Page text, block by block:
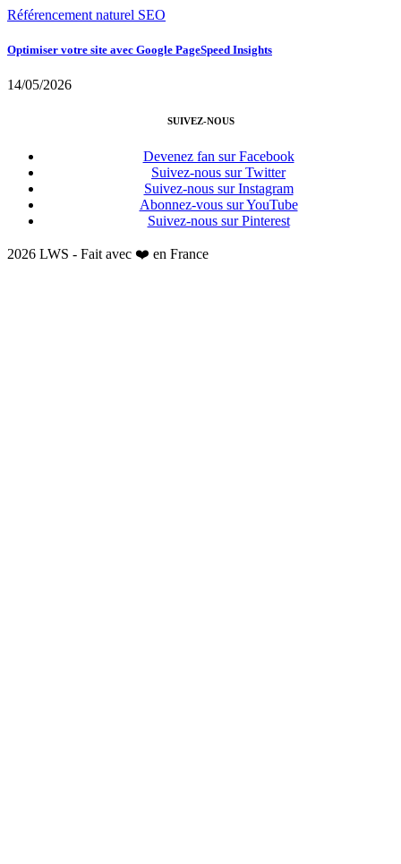
Référencement naturel SEO
Optimiser votre site avec Google PageSpeed Insights
14/05/2026
SUIVEZ-NOUS
Devenez fan sur Facebook
Suivez-nous sur Twitter
Suivez-nous sur Instagram
Abonnez-vous sur YouTube
Suivez-nous sur Pinterest
2026 LWS - Fait avec ❤️ en France